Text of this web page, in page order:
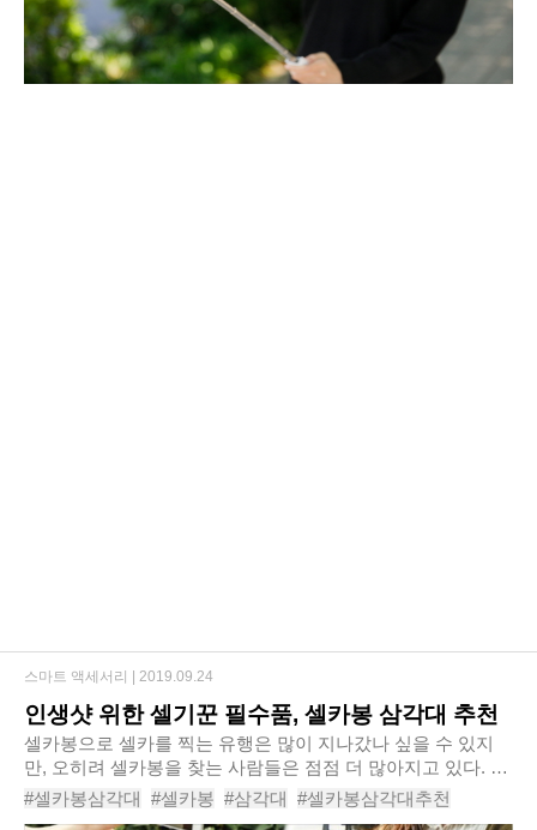
인생샷 위한 셀기꾼 필수품, 셀카봉 삼각대 추천
​셀카봉으로 셀카를 찍는 유행은 많이 지나갔나 싶을 수 있지
만, 오히려 셀카봉을 찾는 사람들은 점점 더 많아지고 있다. 이
제는 셀카뿐만 아니라 셀프 영상까지 찍는 시대이기 때문이다.
이와 같이 다양한 환경에서의 자..
#셀카봉삼각대 #셀카봉 #삼각대 #셀카봉삼각대추천
#셀카봉추천 #삼각대추천 #추천 #삼각대셀카봉 #셀기꾼
스마트 액세서리 | 2019.09.24